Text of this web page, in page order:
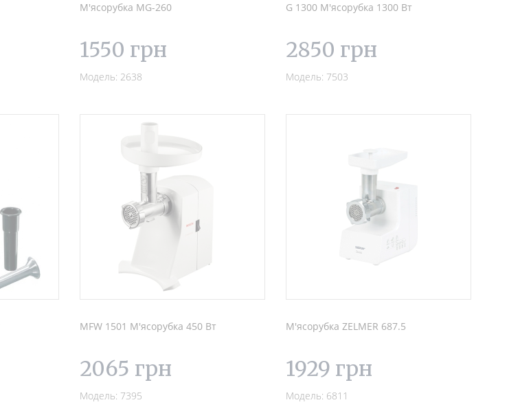
М'ясорубка MG-260
1550 грн
Модель: 2638
G 1300 М'ясорубка 1300 Вт
2850 грн
Модель: 7503
MFW 1501 М'ясорубка 450 Вт
2065 грн
Модель: 7395
М'ясорубка ZELMER 687.5
1929 грн
Модель: 6811